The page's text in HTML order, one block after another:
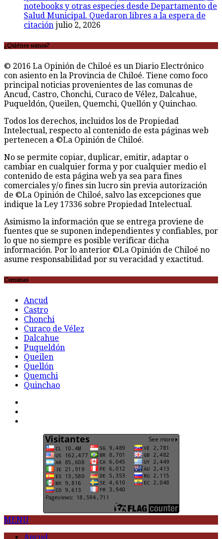
notebooks y otras especies desde Departamento de
Salud Municipal. Quedaron libres a la espera de
citación julio 2, 2026
¿Quiénes somos?
© 2016 La Opinión de Chiloé es un Diario Electrónico
con asiento en la Provincia de Chiloé. Tiene como foco
principal noticias provenientes de las comunas de
Ancud, Castro, Chonchi, Curaco de Vélez, Dalcahue,
Puqueldón, Queilen, Quemchi, Quellón y Quinchao.
Todos los derechos, incluidos los de Propiedad
Intelectual, respecto al contenido de esta páginas web
pertenecen a ©La Opinión de Chiloé.
No se permite copiar, duplicar, emitir, adaptar o
cambiar en cualquier forma y por cualquier medio el
contenido de esta página web ya sea para fines
comerciales y/o fines sin lucro sin previa autorización
de ©La Opinión de Chiloé, salvo las excepciones que
indique la Ley 17336 sobre Propiedad Intelectual.
Asimismo la información que se entrega proviene de
fuentes que se suponen independientes y confiables, por
lo que no siempre es posible verificar dicha
información. Por lo anterior ©La Opinión de Chiloé no
asume responsabilidad por su veracidad y exactitud.
Comunas
Ancud
Castro
Chonchi
Curaco de Vélez
Dalcahue
Puqueldón
Queilen
Quellón
Quemchi
Quinchao
MENU